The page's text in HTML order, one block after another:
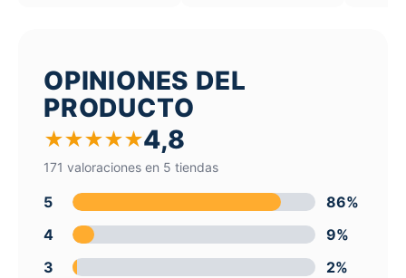
OPINIONES DEL
PRODUCTO
★★★★★4,8
171 valoraciones en 5 tiendas
5
86%
4
9%
3
2%